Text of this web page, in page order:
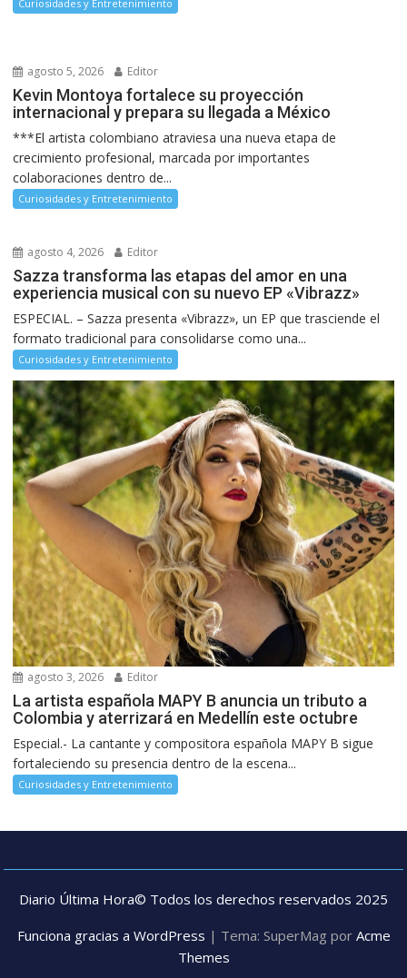
Curiosidades y Entretenimiento
agosto 5, 2026 Editor
Kevin Montoya fortalece su proyección
internacional y prepara su llegada a México
***El artista colombiano atraviesa una nueva etapa de
crecimiento profesional, marcada por importantes
colaboraciones dentro de...
Curiosidades y Entretenimiento
agosto 4, 2026 Editor
Sazza transforma las etapas del amor en una
experiencia musical con su nuevo EP «Vibrazz»
ESPECIAL. – Sazza presenta «Vibrazz», un EP que trasciende el
formato tradicional para consolidarse como una...
Curiosidades y Entretenimiento
agosto 3, 2026 Editor
La artista española MAPY B anuncia un tributo a
Colombia y aterrizará en Medellín este octubre
Especial.- La cantante y compositora española MAPY B sigue
fortaleciendo su presencia dentro de la escena...
Curiosidades y Entretenimiento
Diario Última Hora© Todos los derechos reservados 2025
Funciona gracias a WordPress | Tema: SuperMag por Acme
Themes